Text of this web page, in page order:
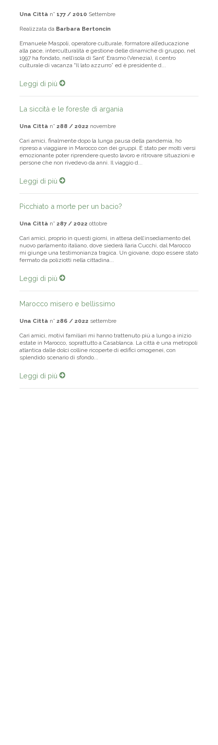
Una Città n° 177 / 2010 Settembre
Realizzata da Barbara Bertoncin
Emanuele Maspoli, operatore culturale, formatore all’educazione
alla pace, interculturalità e gestione delle dinamiche di gruppo, nel
1997 ha fondato, nell’isola di Sant’ Erasmo (Venezia), il centro
culturale di vacanza "Il lato azzurro” ed è presidente d...
Leggi di più
La siccità e le foreste di argania
Una Città n° 288 / 2022 novembre
Cari amici, finalmente dopo la lunga pausa della pandemia, ho
ripreso a viaggiare in Marocco con dei gruppi. È stato per molti versi
emozionante poter riprendere questo lavoro e ritrovare situazioni e
persone che non rivedevo da anni. Il viaggio d...
Leggi di più
Picchiato a morte per un bacio?
Una Città n° 287 / 2022 ottobre
Cari amici, proprio in questi giorni, in attesa dell’insediamento del
nuovo parlamento italiano, dove siederà Ilaria Cucchi, dal Marocco
mi giunge una testimonianza tragica. Un giovane, dopo essere stato
fermato da poliziotti nella cittadina...
Leggi di più
Marocco misero e bellissimo
Una Città n° 286 / 2022 settembre
Cari amici, motivi familiari mi hanno trattenuto più a lungo a inizio
estate in Marocco, soprattutto a Casablanca. La città è una metropoli
atlantica dalle dolci colline ricoperte di edifici omogenei, con
splendido scenario di sfondo...
Leggi di più